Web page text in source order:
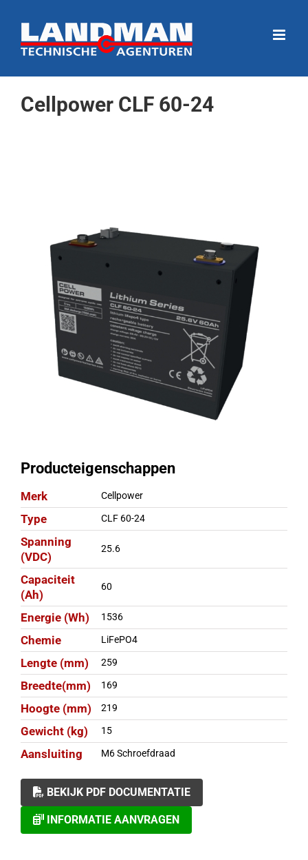
naar
inhoud
Cellpower CLF 60-24
Producteigenschappen
Merk Cellpower
Type CLF 60-24
Spanning
(VDC)
25.6
Capaciteit
(Ah)
60
Energie (Wh) 1536
Chemie LiFePO4
Lengte (mm) 259
Breedte(mm) 169
Hoogte (mm) 219
Gewicht (kg) 15
Aansluiting M6 Schroefdraad
BEKIJK PDF DOCUMENTATIE
INFORMATIE AANVRAGEN